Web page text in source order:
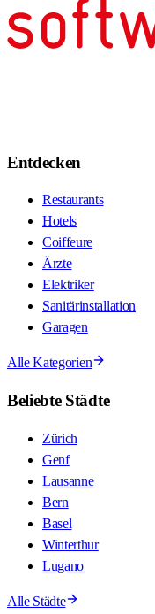
Entdecken
Restaurants
Hotels
Coiffeure
Ärzte
Elektriker
Sanitärinstallation
Garagen
Alle Kategorien
Beliebte Städte
Zürich
Genf
Lausanne
Bern
Basel
Winterthur
Lugano
Alle Städte